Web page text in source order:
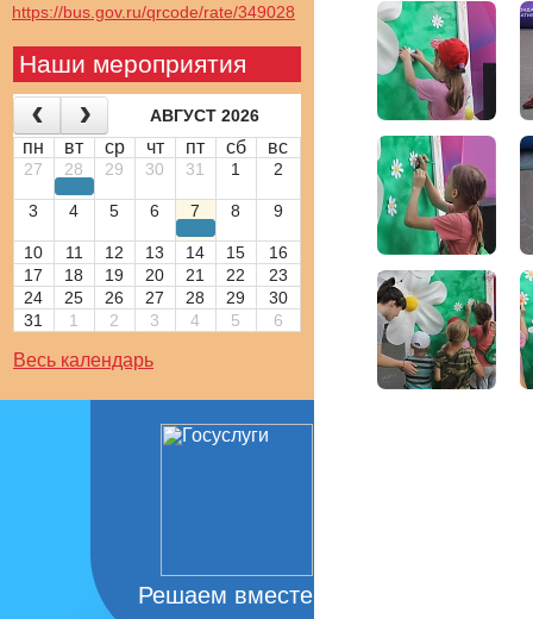
https://bus.gov.ru/qrcode/rate/349028
Наши мероприятия
АВГУСТ 2026
пн вт ср чт пт сб вс
27 28 29 30 31 1 2
3 4 5 6 7 8 9
10 11 12 13 14 15
16
17
18 19 20 21 22
23
24
25 26 27 28 29
30
31
1 2 3 4 5 6
Весь календарь
Решаем вместе